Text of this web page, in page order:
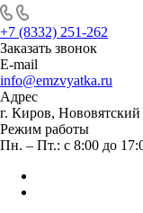
+7 (8332) 251-262
Заказать звонок
E-mail
info@emzvyatka.ru
Адрес
г. Киров,
Режим работы
Пн. – Пт.: с 8:00 до